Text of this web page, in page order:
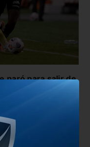
paró para salir de
por la presión
una de las
el empate en el